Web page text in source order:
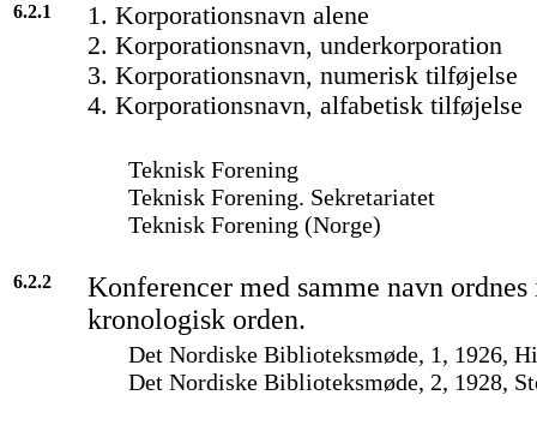
6.2.1
1. Korporationsnavn alene
2. Korporationsnavn, underkorporation
3. Korporationsnavn, numerisk tilføjelse
4. Korporationsnavn, alfabetisk tilføjelse
Teknisk Forening
Teknisk Forening. Sekretariatet
Teknisk Forening (Norge)
6.2.2
Konferencer med samme navn
kronologisk orden.
Det Nordiske Biblioteksmøde, 1, 1926,
Det Nordiske Biblioteksmøde, 2, 1928,